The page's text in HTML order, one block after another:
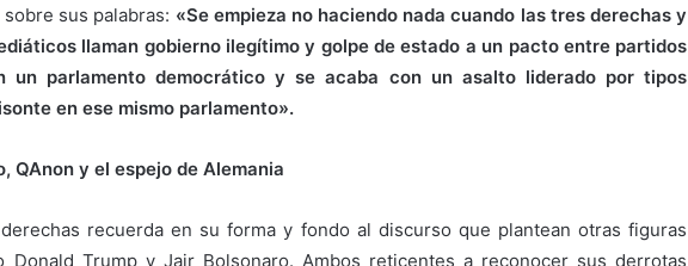
sus palabras: «Se empieza no haciendo nada cuando las tres derechas y
llaman gobierno ilegítimo y golpe de estado a un pacto entre partidos
un parlamento democrático y se acaba con un asalto liderado por tipos
en ese mismo parlamento».
QAnon y el espejo de Alemania
recuerda en su forma y fondo al discurso que plantean otras figuras
Donald Trump y Jair Bolsonaro. Ambos reticentes a reconocer sus derrotas